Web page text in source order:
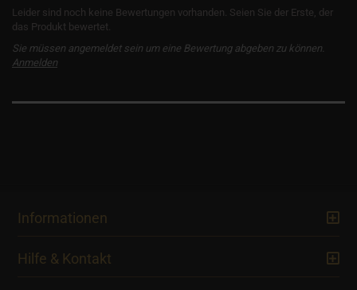
Leider sind noch keine Bewertungen vorhanden. Seien Sie der Erste, der
das Produkt bewertet.
Sie müssen angemeldet sein um eine Bewertung abgeben zu können.
Anmelden
Informationen
Hilfe & Kontakt